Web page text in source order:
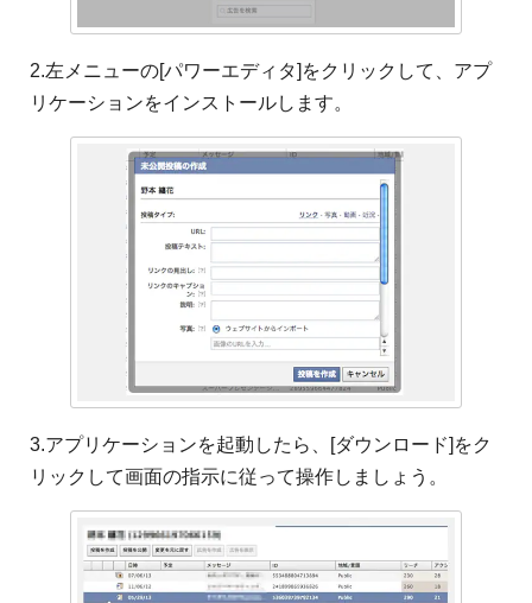
2.左メニューの[パワーエディタ]をクリックして、アプ
リケーションをインストールします。
3.アプリケーションを起動したら、[ダウンロード]をク
リックして画面の指示に従って操作しましょう。